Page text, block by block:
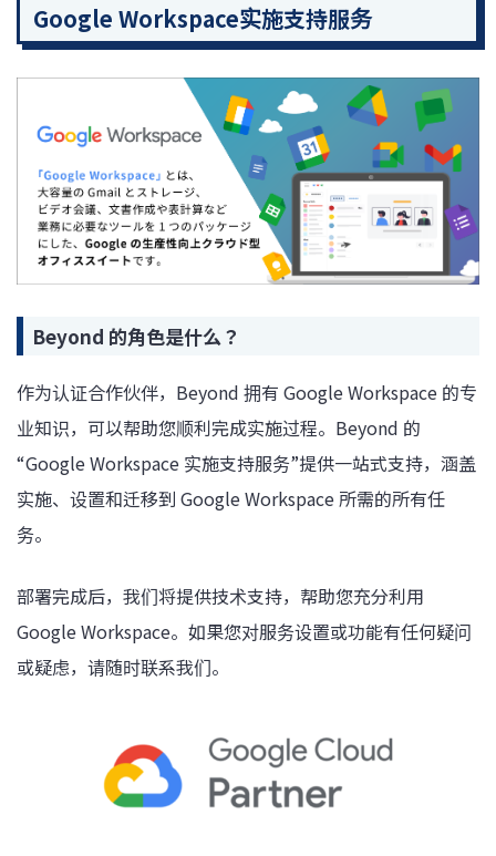
Google Workspace实施支持服务
Beyond 的角色是什么？
作为认证合作伙伴，Beyond 拥有 Google Workspace 的专
业知识，可以帮助您顺利完成实施过程。Beyond 的
“Google Workspace 实施支持服务”提供一站式支持，涵盖
实施、设置和迁移到 Google Workspace 所需的所有任
务。
部署完成后，我们将提供技术支持，帮助您充分利用
Google Workspace。如果您对服务设置或功能有任何疑问
或疑虑，请随时联系我们。